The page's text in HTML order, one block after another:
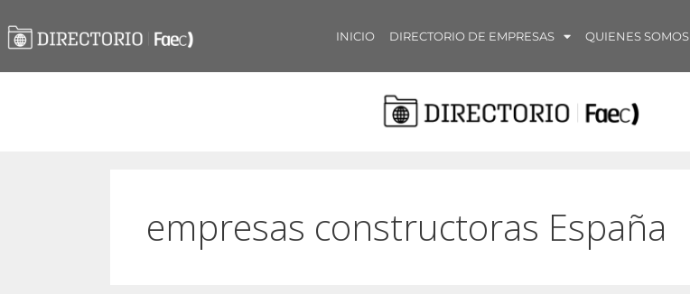
INICIO DIRECTORIO DE EMPRESAS QUIENES SOMOS
empresas constructoras España